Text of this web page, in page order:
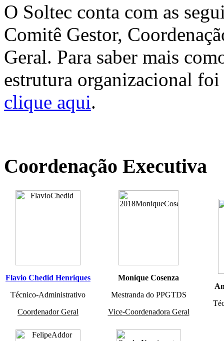
O Soltec conta com as
Comitê Gestor,
Geral. Para saber mais
estrutura organizacional
clique aqui.
Coordenação Executiva
Flavio Chedid Henriques
Técnico-Administrativo
Coordenador Geral
Monique Cosenza
Mestranda do PPGTDS
Vice-Coordenadora Geral